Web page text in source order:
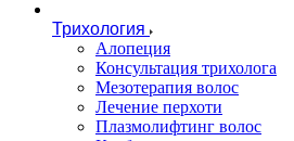
Трихология
Алопеция
Консультация трихолога
Мезотерапия волос
Лечение перхоти
Плазмолифтинг волос